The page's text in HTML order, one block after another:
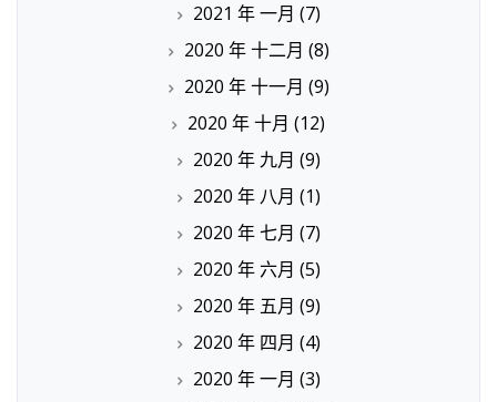
2021 年 一月 (7)
2020 年 十二月 (8)
2020 年 十一月 (9)
2020 年 十月 (12)
2020 年 九月 (9)
2020 年 八月 (1)
2020 年 七月 (7)
2020 年 六月 (5)
2020 年 五月 (9)
2020 年 四月 (4)
2020 年 一月 (3)